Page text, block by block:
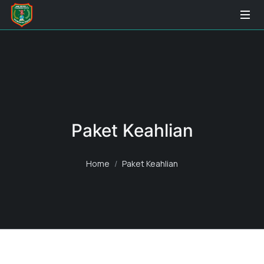
Paket Keahlian
Home Paket Keahlian